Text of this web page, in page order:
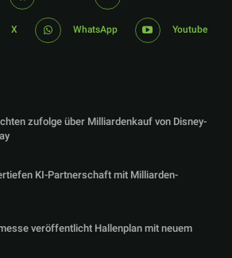
X WhatsApp Youtube
zufolge über Milliardenkauf von Disney-
KI-Partnerschaft mit Milliarden-
veröffentlicht Hallenplan mit neuem